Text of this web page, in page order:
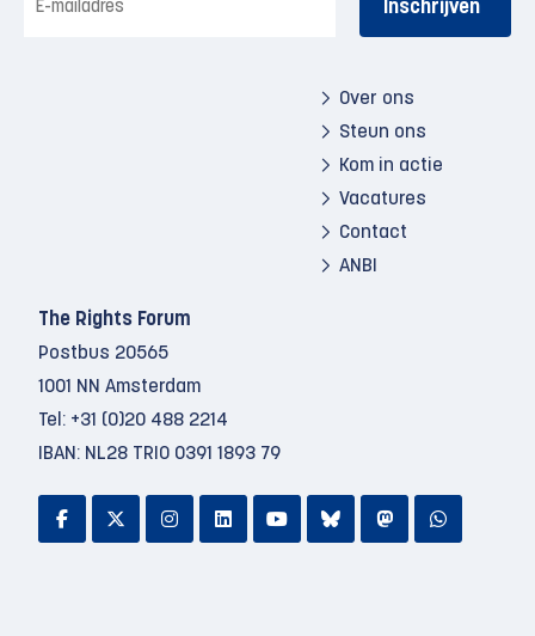
mailadres
Over ons
Steun ons
Kom in actie
Vacatures
Contact
ANBI
The Rights Forum
Postbus 20565
1001 NN Amsterdam
Tel: +31 (0)20 488 2214
IBAN: NL28 TRIO 0391 1893 79